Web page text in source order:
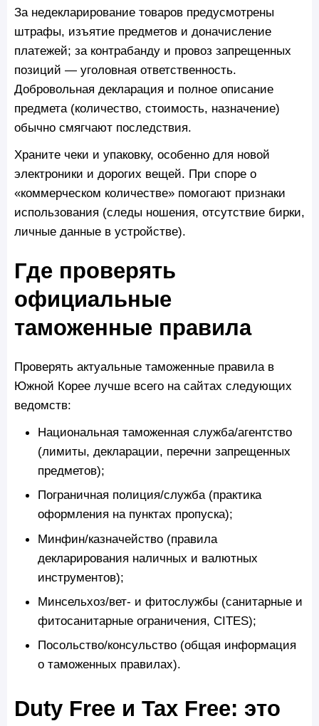
За недекларирование товаров предусмотрены
штрафы, изъятие предметов и доначисление
платежей; за контрабанду и провоз запрещенных
позиций — уголовная ответственность.
Добровольная декларация и полное описание
предмета (количество, стоимость, назначение)
обычно смягчают последствия.
Храните чеки и упаковку, особенно для новой
электроники и дорогих вещей. При споре о
«коммерческом количестве» помогают признаки
использования (следы ношения, отсутствие бирки,
личные данные в устройстве).
Где проверять
официальные
таможенные правила
Проверять актуальные таможенные правила в
Южной Корее лучше всего на сайтах следующих
ведомств:
Национальная таможенная служба/агентство
(лимиты, декларации, перечни запрещенных
предметов);
Пограничная полиция/служба (практика
оформления на пунктах пропуска);
Минфин/казначейство (правила
декларирования наличных и валютных
инструментов);
Минсельхоз/вет- и фитослужбы (санитарные и
фитосанитарные ограничения, CITES);
Посольство/консульство (общая информация
о таможенных правилах).
Duty Free и Tax Free: это